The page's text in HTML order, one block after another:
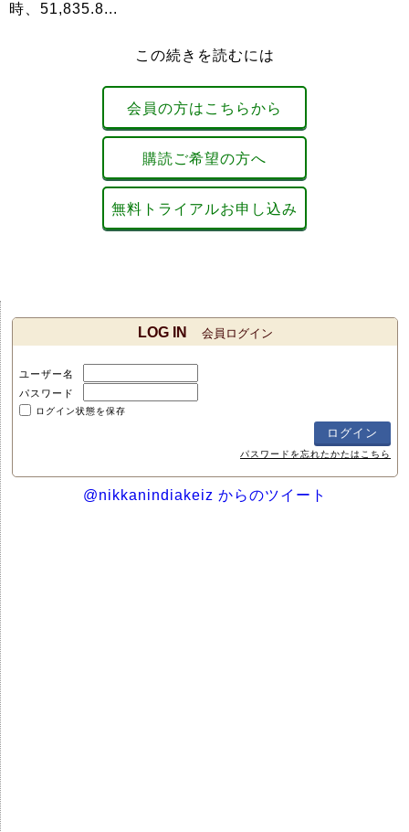
時、51,835.8...
この続きを読むには
会員の方はこちらから
購読ご希望の方へ
無料トライアルお申し込み
LOG IN 会員ログイン
ユーザー名
パスワード
ログイン状態を保存
パスワードを忘れたかたはこちら
@nikkanindiakeiz からのツイート